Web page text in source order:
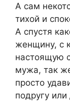
А сам
тихой и
А спустя
женщину, с
настоящую
мужа, так
просто
подругу